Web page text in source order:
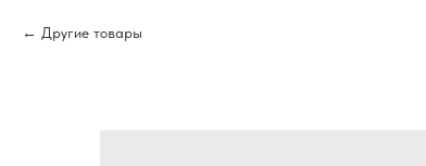
Другие товары